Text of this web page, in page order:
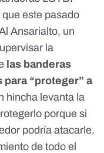
este pasado
Ansarialto, un
la
las banderas
“proteger” a
hincha levanta la
porque si
podría atacarle.
de todo el